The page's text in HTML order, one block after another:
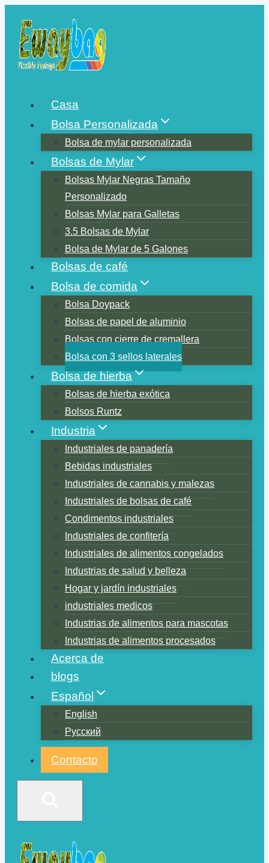
contenido
Casa
Bolsa Personalizada
Bolsa de mylar personalizada
Bolsas de Mylar
Bolsas Mylar Negras Tamaño
Personalizado
Bolsas Mylar para Galletas
3.5 Bolsas de Mylar
Bolsa de Mylar de 5 Galones
Bolsas de café
Bolsa de comida
Bolsa Doypack
Bolsas de papel de aluminio
Bolsas con cierre de cremallera
Bolsa con 3 sellos laterales
Bolsa de hierba
Bolsas de hierba exótica
Bolsos Runtz
Industria
Industriales de panadería
Bebidas industriales
Industriales de cannabis y malezas
Industriales de bolsas de café
Condimentos industriales
Industriales de confitería
Industriales de alimentos congelados
Industrias de salud y belleza
Hogar y jardín industriales
industriales medicos
Industrias de alimentos para mascotas
Industrias de alimentos procesados
Acerca de
blogs
Español
English
Русский
Contacto